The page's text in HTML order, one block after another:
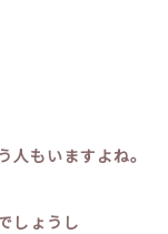
もいますよね。
しょうし